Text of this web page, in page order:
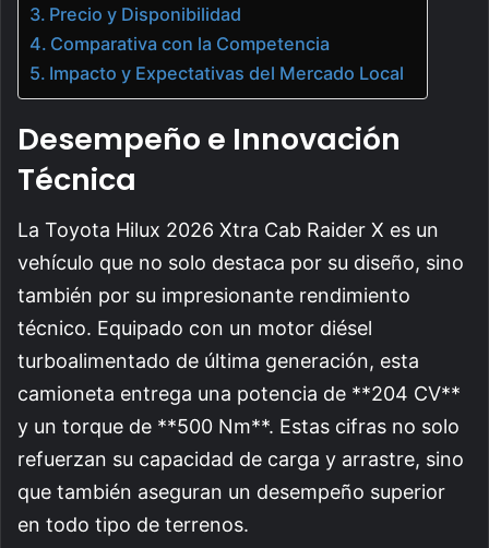
Precio y Disponibilidad
Comparativa con la Competencia
Impacto y Expectativas del Mercado Local
Desempeño e Innovación
Técnica
La Toyota Hilux 2026 Xtra Cab Raider X es un
vehículo que no solo destaca por su diseño, sino
también por su impresionante rendimiento
técnico. Equipado con un motor diésel
turboalimentado de última generación, esta
camioneta entrega una potencia de **204 CV**
y un torque de **500 Nm**. Estas cifras no solo
refuerzan su capacidad de carga y arrastre, sino
que también aseguran un desempeño superior
en todo tipo de terrenos.